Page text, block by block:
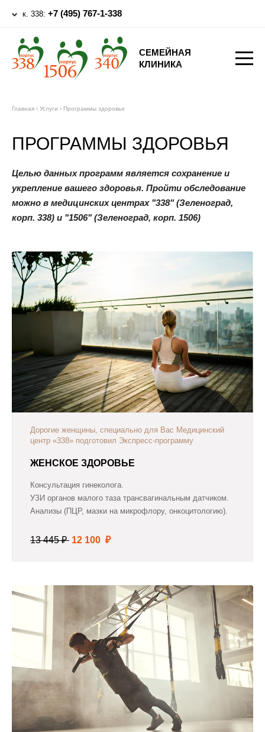
к. 338: +7 (495) 767-1-338
СЕМЕЙНАЯ
КЛИНИКА
Главная › Услуги › Программы здоровья
ПРОГРАММЫ ЗДОРОВЬЯ
Целью данных программ является сохранение и
укрепление вашего здоровья. Пройти обследование
можно в медицинских центрах "338" (Зеленоград,
корп. 338) и "1506" (Зеленоград, корп. 1506)
Дорогие женщины, специально для Вас Медицинский
центр «338» подготовил Экспресс-программу
ЖЕНСКОЕ ЗДОРОВЬЕ
Консультация гинеколога.
УЗИ органов малого таза трансвагинальным датчиком.
Анализы (ПЦР, мазки на микрофлору, онкоцитологию).
13 445 ₽ 12 100 ₽